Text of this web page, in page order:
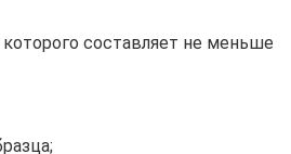
составляет не меньше